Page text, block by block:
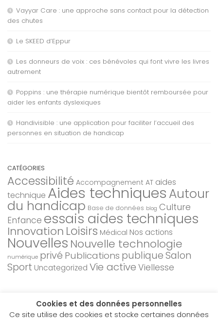
Vayyar Care : une approche sans contact pour la détection
des chutes
Le SKEED d’Eppur
Les donneurs de voix : ces bénévoles qui font vivre les livres
autrement
Poppins : une thérapie numérique bientôt remboursée pour
aider les enfants dyslexiques
Handivisible : une application pour faciliter l’accueil des
personnes en situation de handicap
CATÉGORIES
Accessibilité Accompagnement AT aides
technique Aides techniquesAutour
du handicap Base de données blog Culture
Enfance essais aides techniques
Innovation Loisirs Médical Nos actions
Nouvelles Nouvelle technologie
numérique privé Publications publiqueSalon
Sport Uncategorized Vie active Viellesse
Cookies et des données personnelles
Ce site utilise des cookies et stocke certaines données